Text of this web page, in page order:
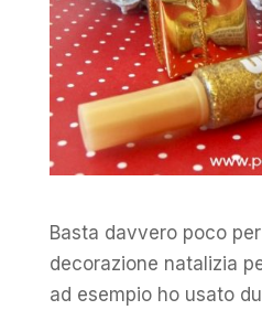
Basta davvero poco
decorazione natalizia
ad esempio ho usato